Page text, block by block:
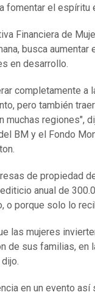
fomentar el espíritu
Financiera de
busca
en desarrollo.
completamente a
pero también
muchas regiones",
BM y el Fondo
de propiedad
anual de
o porque solo lo
las mujeres
de sus familias, en
en un evento